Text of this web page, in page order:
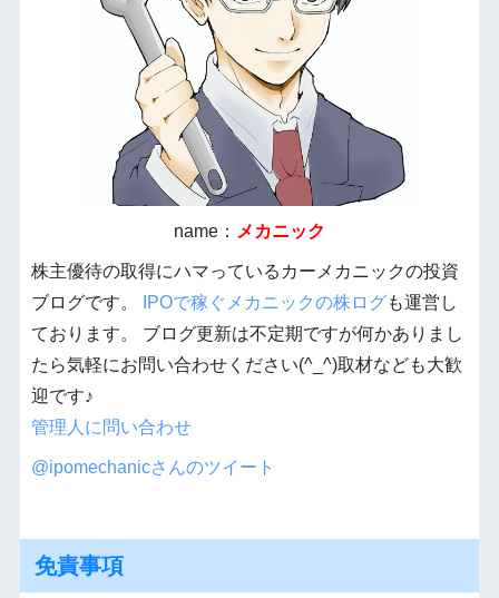
name： メカニック
株主優待の取得にハマっているカーメカニックの投資
ブログです。 IPOで稼ぐメカニックの株ログも運営し
ております。 ブログ更新は不定期ですが何かありまし
たら気軽にお問い合わせください(^_^)取材なども大歓
迎です♪
管理人に問い合わせ
@ipomechanicさんのツイート
免責事項